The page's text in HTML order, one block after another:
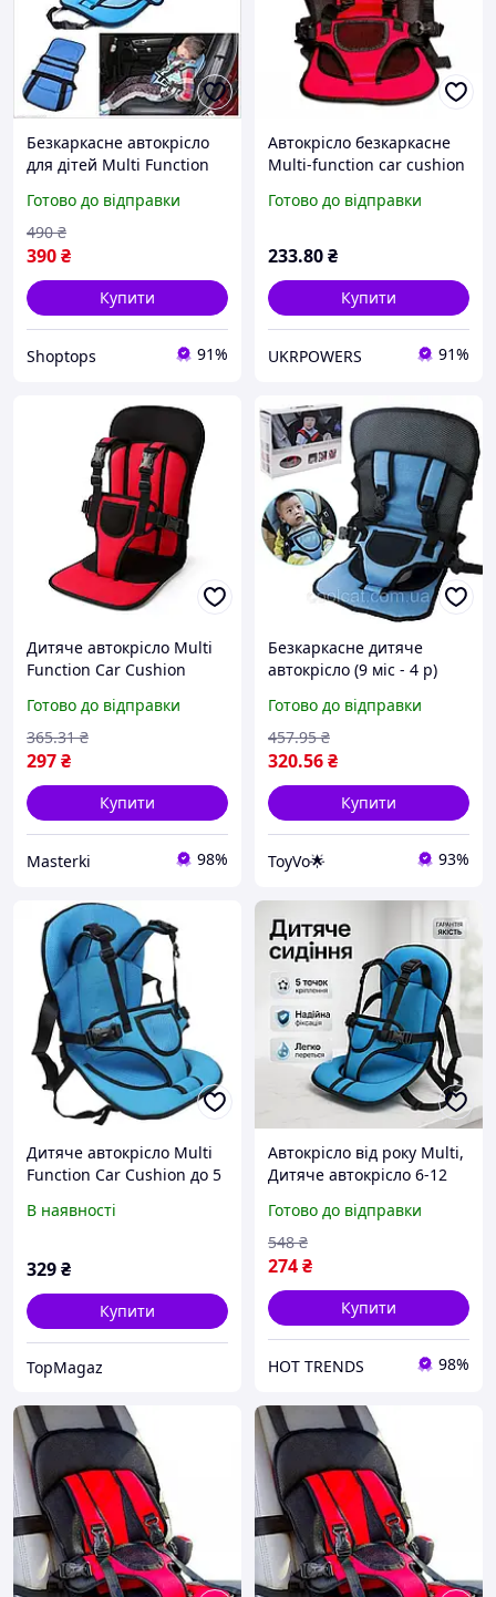
Безкаркасне автокрісло
для дітей Multi Function
Готово до відправки
390₴
490 ₴
Купити
Shoptops 91%
Автокрісло безкаркасне
Multi-function car cushion
Готово до відправки
233.80₴
Купити
UKRPOWERS 91%
Дитяче автокрісло Multi
Function Car Cushion
дітей до 12 років
безпечне та компактне
Готово до відправки
297₴
365.31 ₴
Купити
Masterki 98%
Безкаркасне дитяче
автокрісло (9 міс - 4 р)
Cushion, Синє /
Портативне сидіння в
авто
Готово до відправки
320.56₴
457.95 ₴
Купити
ToyVo🌟 93%
Дитяче автокрісло Multi
Function Car Cushion до 5
В наявності
329₴
Купити
TopMagaz
Автокрісло від року Multi,
Дитяче автокрісло 6-12
безкаркасне AU-84
Готово до відправки
274₴
548 ₴
Купити
HOT TRENDS 98%